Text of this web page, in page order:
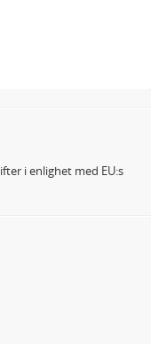
i enlighet med EU:s